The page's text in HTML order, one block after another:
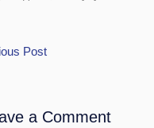
Post
a Comment